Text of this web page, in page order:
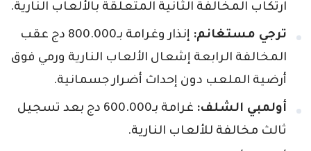
ارتكاب المخالفة الثانية المتعلقة بالألعاب النارية.
ترجي مستغانم:
إنذار وغرامة بـ800.000 دج عقب
المخالفة الرابعة إشعال الألعاب النارية ورمي فوق
أرضية الملعب دون إحداث أضرار جسمانية.
أولمبي الشلف:
غرامة بـ600.000 دج بعد تسجيل
ثالث مخالفة للألعاب النارية.